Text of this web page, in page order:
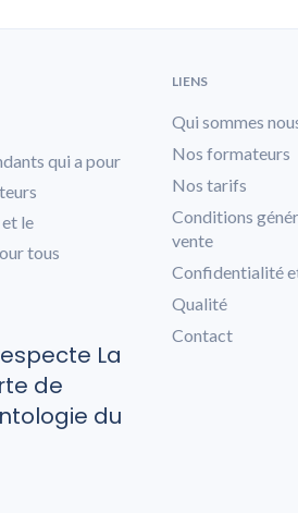
qui a pour
le
tous
La
de
du
LIENS
Qui sommes
Nos formateurs
Nos tarifs
Conditions
vente
Confidentialité
Qualité
Contact